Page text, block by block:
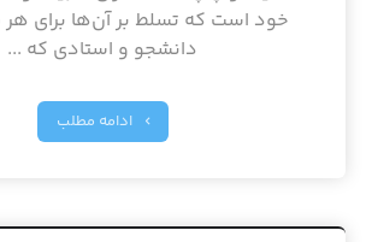
خود است که تسلط بر آن‌ها برای
دانشجو و استادی که ...
ادامه مطلب